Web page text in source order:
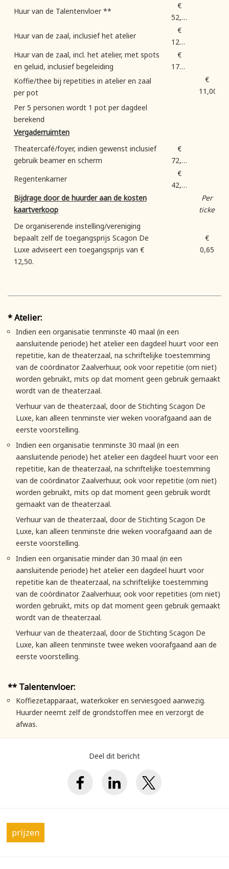
Huur van de Talentenvloer **
€
52,50
Huur van de zaal, inclusief het atelier
€
125,00
Huur van de zaal, incl. het atelier, met spots
en geluid, inclusief begeleiding
€
175,00
Koffie/thee bij repetities in atelier en zaal
per pot
€
11,00
Per 5 personen wordt 1 pot per dagdeel
berekend
Vergaderruimten
Theatercafé/foyer, indien gewenst inclusief
gebruik beamer en scherm
€
72,50
Regentenkamer
€
42,00
Bijdrage door de huurder aan de kosten
kaartverkoop
Per
ticket
De organiserende instelling/vereniging
bepaalt zelf de toegangsprijs Scagon De
Luxe adviseert een toegangsprijs van €
12,50.
€
0,65
* Atelier:
Indien een organisatie tenminste 40 maal (in een
aansluitende periode) het atelier een dagdeel huurt voor een
repetitie, kan de theaterzaal, na schriftelijke toestemming
van de coördinator Zaalverhuur, ook voor repetitie (om niet)
worden gebruikt, mits op dat moment geen gebruik gemaakt
wordt van de theaterzaal.
Verhuur van de theaterzaal, door de Stichting Scagon De
Luxe, kan alleen tenminste vier weken voorafgaand aan de
eerste voorstelling.
Indien een organisatie tenminste 30 maal (in een
aansluitende periode) het atelier een dagdeel huurt voor een
repetitie, kan de theaterzaal, na schriftelijke toestemming
van de coördinator Zaalverhuur, ook voor repetitie (om niet)
worden gebruikt, mits op dat moment geen gebruik wordt
gemaakt van de theaterzaal.
Verhuur van de theaterzaal, door de Stichting Scagon De
Luxe, kan alleen tenminste drie weken voorafgaand aan de
eerste voorstelling.
Indien een organisatie minder dan 30 maal (in een
aansluitende periode) het atelier een dagdeel huurt voor
repetitie kan de theaterzaal, na schriftelijke toestemming
van de coördinator Zaalverhuur, ook voor repetities (om niet)
worden gebruikt, mits op dat moment geen gebruik gemaakt
wordt van de theaterzaal.
Verhuur van de theaterzaal, door de Stichting Scagon De
Luxe, kan alleen tenminste twee weken voorafgaand aan de
eerste voorstelling.
** Talentenvloer:
Koffiezetapparaat, waterkoker en serviesgoed aanwezig.
Huurder neemt zelf de grondstoffen mee en verzorgt de
afwas.
Deel dit bericht
prijzen